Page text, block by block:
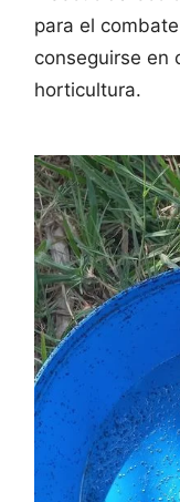
para el
conseguirse en
horticultura.